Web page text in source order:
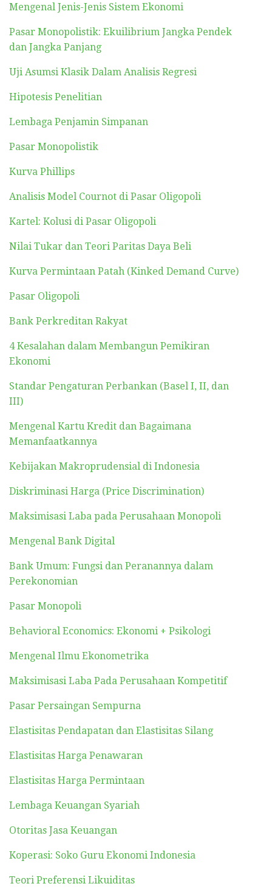
Mengenal Jenis-Jenis Sistem Ekonomi
Pasar Monopolistik: Ekuilibrium Jangka Pendek
dan Jangka Panjang
Uji Asumsi Klasik Dalam Analisis Regresi
Hipotesis Penelitian
Lembaga Penjamin Simpanan
Pasar Monopolistik
Kurva Phillips
Analisis Model Cournot di Pasar Oligopoli
Kartel: Kolusi di Pasar Oligopoli
Nilai Tukar dan Teori Paritas Daya Beli
Kurva Permintaan Patah (Kinked Demand Curve)
Pasar Oligopoli
Bank Perkreditan Rakyat
4 Kesalahan dalam Membangun Pemikiran
Ekonomi
Standar Pengaturan Perbankan (Basel I, II, dan
III)
Mengenal Kartu Kredit dan Bagaimana
Memanfaatkannya
Kebijakan Makroprudensial di Indonesia
Diskriminasi Harga (Price Discrimination)
Maksimisasi Laba pada Perusahaan Monopoli
Mengenal Bank Digital
Bank Umum: Fungsi dan Peranannya dalam
Perekonomian
Pasar Monopoli
Behavioral Economics: Ekonomi + Psikologi
Mengenal Ilmu Ekonometrika
Maksimisasi Laba Pada Perusahaan Kompetitif
Pasar Persaingan Sempurna
Elastisitas Pendapatan dan Elastisitas Silang
Elastisitas Harga Penawaran
Elastisitas Harga Permintaan
Lembaga Keuangan Syariah
Otoritas Jasa Keuangan
Koperasi: Soko Guru Ekonomi Indonesia
Teori Preferensi Likuiditas